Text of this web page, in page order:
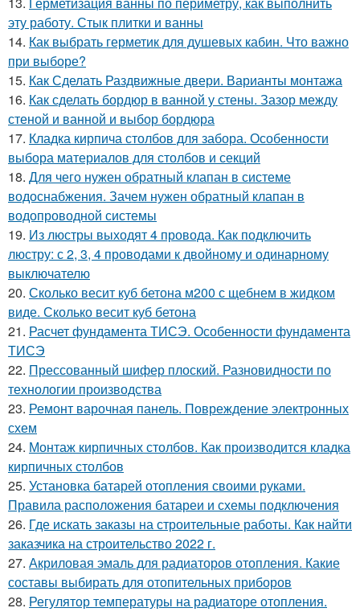
эту работу. Стык плитки и ванны
14. Как выбрать герметик для душевых кабин. Что важно
при выборе?
15. Как Сделать Раздвижные двери. Варианты монтажа
16. Как сделать бордюр в ванной у стены. Зазор между
стеной и ванной и выбор бордюра
17. Кладка кирпича столбов для забора. Особенности
выбора материалов для столбов и секций
18. Для чего нужен обратный клапан в системе
водоснабжения. Зачем нужен обратный клапан в
водопроводной системы
19. Из люстры выходят 4 провода. Как подключить
люстру: с 2, 3, 4 проводами к двойному и одинарному
выключателю
20. Сколько весит куб бетона м200 с щебнем в жидком
виде. Сколько весит куб бетона
21. Расчет фундамента ТИСЭ. Особенности фундамента
ТИСЭ
22. Прессованный шифер плоский. Разновидности по
технологии производства
23. Ремонт варочная панель. Повреждение электронных
схем
24. Монтаж кирпичных столбов. Как производится кладка
кирпичных столбов
25. Установка батарей отопления своими руками.
Правила расположения батареи и схемы подключения
26. Где искать заказы на строительные работы. Как найти
заказчика на строительство 2022 г.
27. Акриловая эмаль для радиаторов отопления. Какие
составы выбирать для отопительных приборов
28. Регулятор температуры на радиаторе отопления.